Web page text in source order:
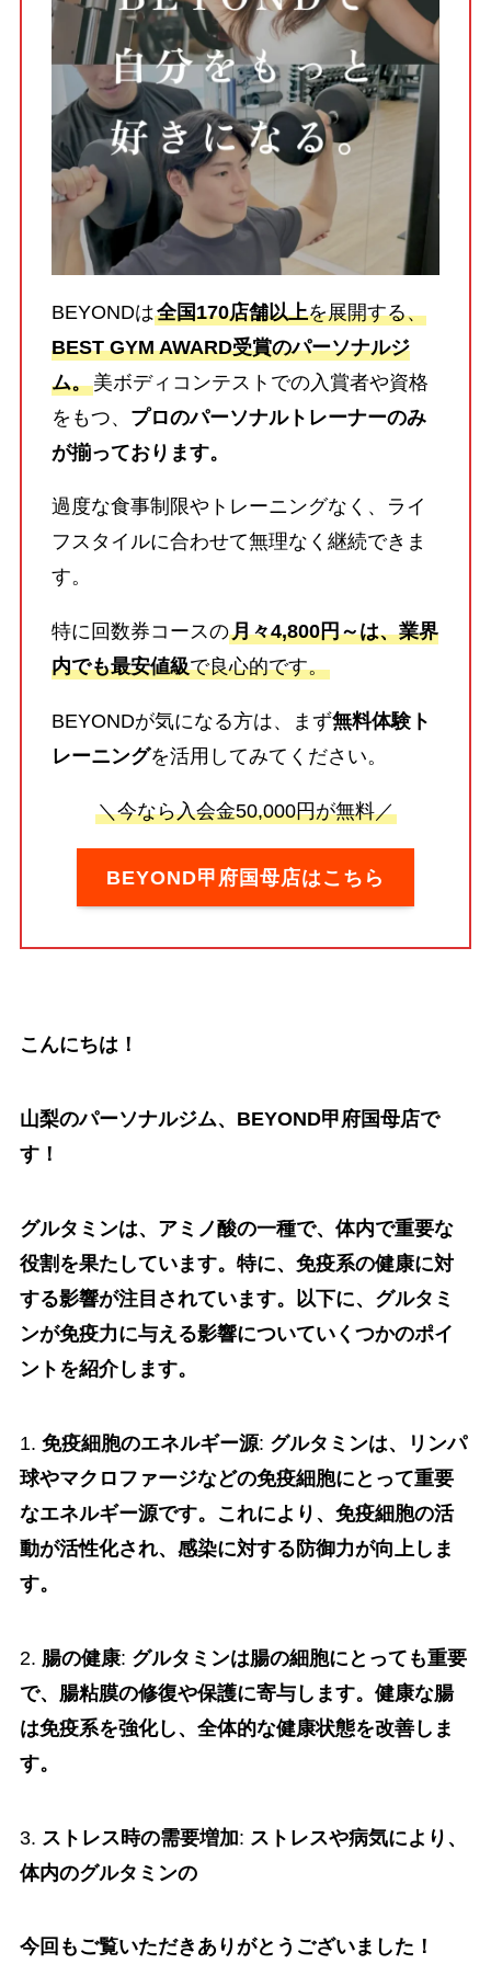
BEYONDは全国170店舗以上を展開する、
BEST GYM AWARD受賞のパーソナルジ
ム。美ボディコンテストでの入賞者や資格
をもつ、 プロのパーソナルトレーナーのみ
が揃っております。
過度な食事制限やトレーニングなく、ライ
フスタイルに合わせて無理なく継続できま
す。
特に回数券コースの月々4,800円～は、業界
内でも最安値級で良心的です。
BEYONDが気になる方は、まず無料体験ト
レーニングを活用してみてください。
＼今なら入会金50,000円が無料／
BEYOND甲府国母店はこちら
こんにちは！
山梨のパーソナルジム、BEYOND甲府国母店で
す！
グルタミンは、アミノ酸の一種で、体内で重要な
役割を果たしています。特に、免疫系の健康に対
する影響が注目されています。以下に、グルタミ
ンが免疫力に与える影響についていくつかのポイ
ントを紹介します。
1. 免疫細胞のエネルギー源: グルタミンは、リンパ
球やマクロファージなどの免疫細胞にとって重要
なエネルギー源です。これにより、免疫細胞の活
動が活性化され、感染に対する防御力が向上しま
す。
2. 腸の健康: グルタミンは腸の細胞にとっても重要
で、腸粘膜の修復や保護に寄与します。健康な腸
は免疫系を強化し、全体的な健康状態を改善しま
す。
3. ストレス時の需要増加: ストレスや病気により、
体内のグルタミンの
今回もご覧いただきありがとうございました！